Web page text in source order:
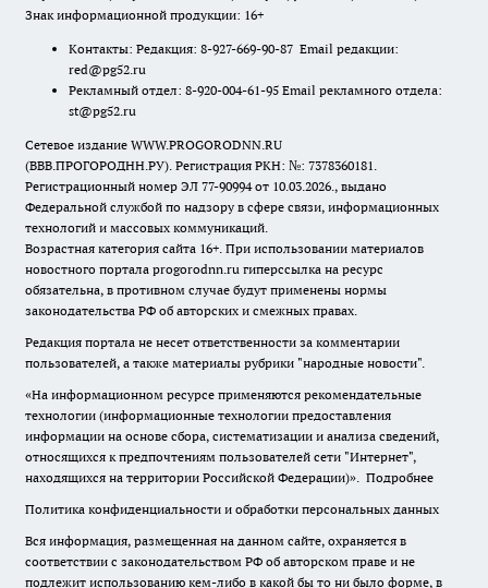
Знак информационной продукции: 16+
Контакты: Редакция: 8-927-669-90-87 Email редакции:
red@pg52.ru
Рекламный отдел: 8-920-004-61-95 Email рекламного отдела:
st@pg52.ru
Сетевое издание WWW.PROGORODNN.RU
(ВВВ.ПРОГОРОДНН.РУ). Регистрация РКН: №: 7378360181.
Регистрационный номер ЭЛ 77-90994 от 10.03.2026., выдано
Федеральной службой по надзору в сфере связи, информационных
технологий и массовых коммуникаций.
Возрастная категория сайта 16+. При использовании материалов
новостного портала progorodnn.ru гиперссылка на ресурс
обязательна, в противном случае будут применены нормы
законодательства РФ об авторских и смежных правах.
Редакция портала не несет ответственности за комментарии
пользователей, а также материалы рубрики "народные новости".
«На информационном ресурсе применяются рекомендательные
технологии (информационные технологии предоставления
информации на основе сбора, систематизации и анализа сведений,
относящихся к предпочтениям пользователей сети "Интернет",
находящихся на территории Российской Федерации)». Подробнее
Политика конфиденциальности и обработки персональных данных
Вся информация, размещенная на данном сайте, охраняется в
соответствии с законодательством РФ об авторском праве и не
подлежит использованию кем-либо в какой бы то ни было форме, в